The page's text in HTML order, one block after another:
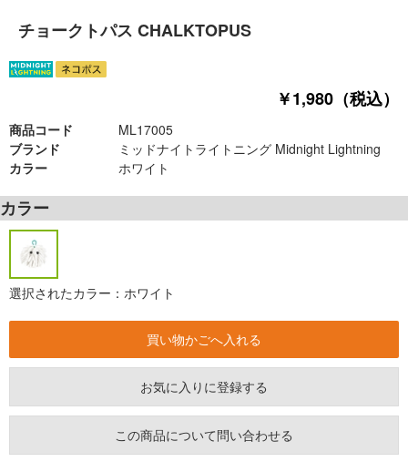
チョークトパス CHALKTOPUS
￥1,980（税込）
商品コード
ML17005
ブランド
ミッドナイトライトニング Midnight Lightning
カラー
ホワイト
カラー
選択されたカラー：ホワイト
お気に入りに登録する
この商品について問い合わせる